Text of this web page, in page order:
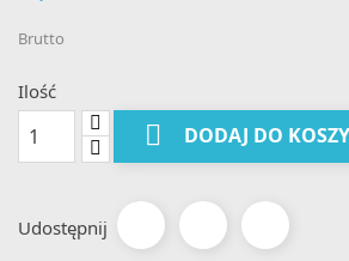
Brutto
Ilość
 DODAJ DO
Udostępnij